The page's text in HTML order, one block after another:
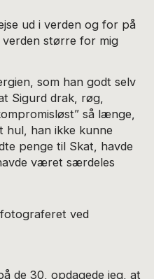
ud i verden og for på
verden større for mig
som han godt selv
Sigurd drak, røg,
så længe,
hul, han ikke kunne
penge til Skat, havde
været særdeles
de 30, opdagede jeg, at